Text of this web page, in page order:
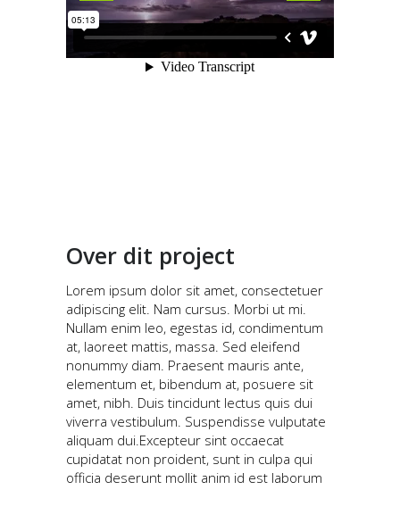
Over dit project
Lorem ipsum dolor sit amet, consectetuer
adipiscing elit. Nam cursus. Morbi ut mi.
Nullam enim leo, egestas id, condimentum
at, laoreet mattis, massa. Sed eleifend
nonummy diam. Praesent mauris ante,
elementum et, bibendum at, posuere sit
amet, nibh. Duis tincidunt lectus quis dui
viverra vestibulum. Suspendisse vulputate
aliquam dui.Excepteur sint occaecat
cupidatat non proident, sunt in culpa qui
officia deserunt mollit anim id est laborum